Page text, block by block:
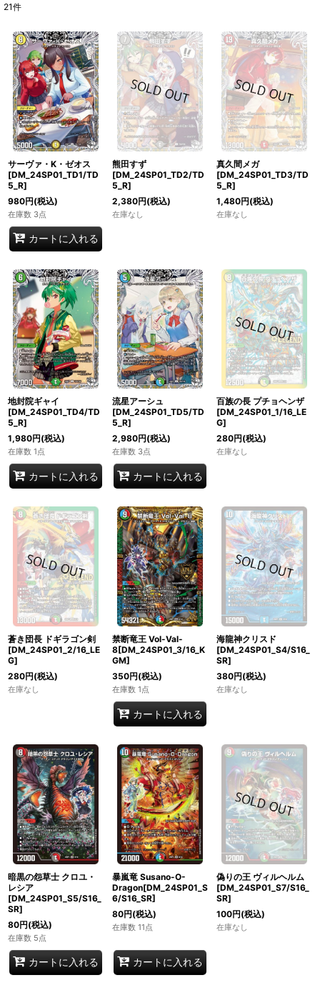
在庫あり
並び順:
絞り込む
21件
サーヴァ・K・ゼオス
[DM_24SP01_TD1/TD
5_R]
980円(税込)
在庫数 3点
カートに入れる
熊田すず
[DM_24SP01_TD2/TD
5_R]
2,380円(税込)
在庫なし
真久間メガ
[DM_24SP01_TD3/TD
5_R]
1,480円(税込)
在庫なし
地封院ギャイ
[DM_24SP01_TD4/TD
5_R]
1,980円(税込)
在庫数 1点
カートに入れる
流星アーシュ
[DM_24SP01_TD5/TD
5_R]
2,980円(税込)
在庫数 3点
カートに入れる
百族の長 プチョヘンザ
[DM_24SP01_1/16_LE
G]
280円(税込)
在庫なし
蒼き団長 ドギラゴン剣
[DM_24SP01_2/16_LE
G]
280円(税込)
在庫なし
禁断竜王 Vol-Val-
8[DM_24SP01_3/16_K
GM]
350円(税込)
在庫数 1点
カートに入れる
海龍神クリスド
[DM_24SP01_S4/S16_
SR]
380円(税込)
在庫なし
暗黒の怨草士 クロユ・
レシア
[DM_24SP01_S5/S16_
SR]
80円(税込)
在庫数 5点
カートに入れる
暴嵐竜 Susano-O-
Dragon[DM_24SP01_S
6/S16_SR]
80円(税込)
在庫数 11点
カートに入れる
偽りの王 ヴィルヘルム
[DM_24SP01_S7/S16_
SR]
100円(税込)
在庫なし